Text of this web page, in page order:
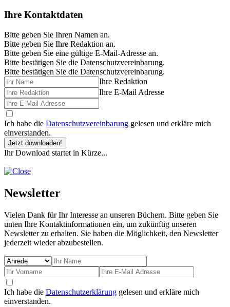
Ihre Kontaktdaten
Bitte geben Sie Ihren Namen an.
Bitte geben Sie Ihre Redaktion an.
Bitte geben Sie eine gültige E-Mail-Adresse an.
Bitte bestätigen Sie die Datenschutzvereinbarung.
Bitte bestätigen Sie die Datenschutzvereinbarung.
Ihre Redaktion
Ihre E-Mail Adresse
Ich habe die Datenschutzvereinbarung gelesen und erkläre mich
einverstanden.
Jetzt downloaden!
Ihr Download startet in Kürze...
Newsletter
Vielen Dank für Ihr Interesse an unseren Büchern. Bitte geben Sie
unten Ihre Kontaktinformationen ein, um zukünftig unseren
Newsletter zu erhalten. Sie haben die Möglichkeit, den Newsletter
jederzeit wieder abzubestellen.
Ich habe die Datenschutzerklärung gelesen und erkläre mich
einverstanden.